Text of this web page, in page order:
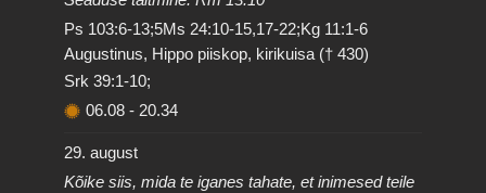
Ps 103:6-13;5Ms 24:10-15,17-22;Kg 11:1-6
Augustinus, Hippo piiskop, kirikuisa († 430)
Srk 39:1-10;
06.08 - 20.34
29. august
Kõike siis, mida te iganes tahate, et inimesed teile